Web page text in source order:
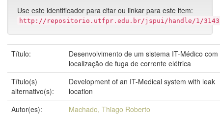
Use este identificador para citar ou linkar para este item:
http://repositorio.utfpr.edu.br/jspui/handle/1/
Título:
Desenvolvimento de um sistema IT-Médico com
localização de fuga de corrente elétrica
Título(s)
alternativo(s):
Development of an IT-Medical system with leak
location
Autor(es):
Machado, Thiago Roberto